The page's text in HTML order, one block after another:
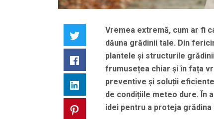
Facebook
LinkedIn
Pinterest
Vremea extremă, cum ar fi
dăuna grădinii tale. Din
plantele și structurile
frumusețea chiar și în fața
preventive și soluții
de condițiile meteo dure. În
idei pentru a proteja